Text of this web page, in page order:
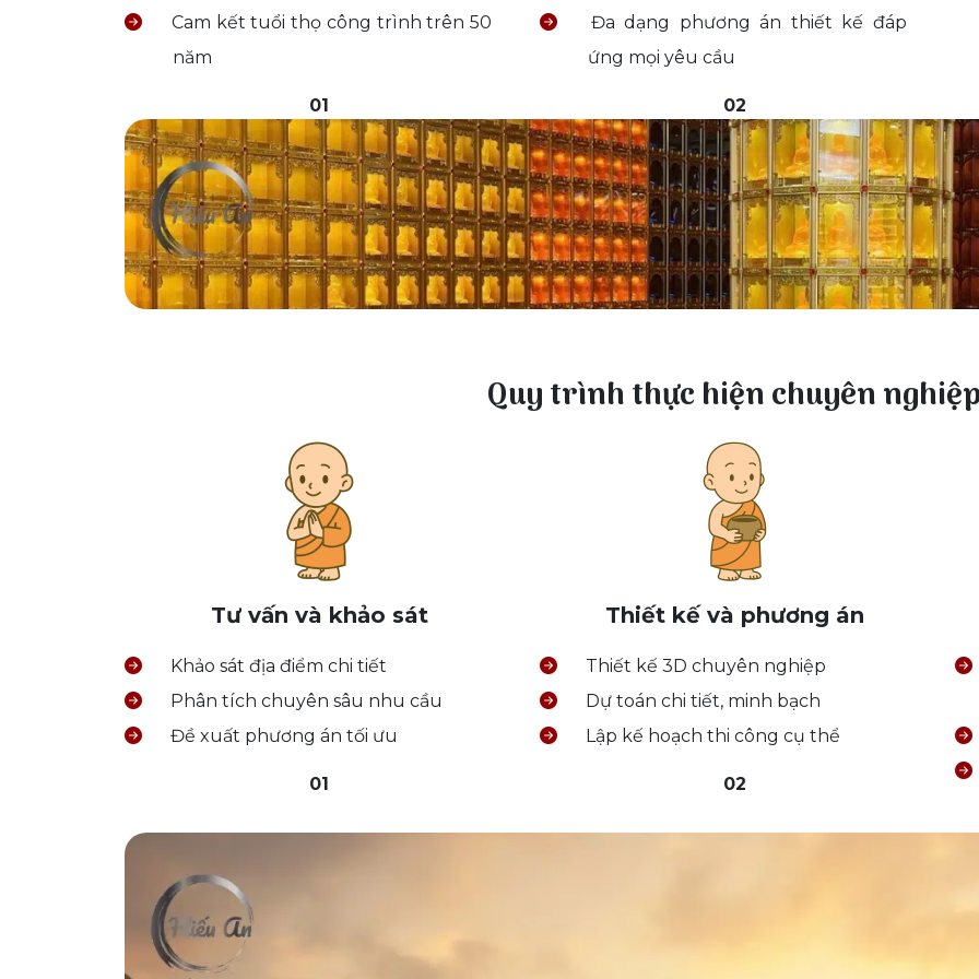
Cam kết tuổi thọ công trình trên 50
năm
01
Đa dạng phương án thiết kế đáp
ứng mọi yêu cầu
02
Quy trình thực hiện chuyên
Tư vấn và khảo sát
Khảo sát địa điểm chi tiết
Phân tích chuyên sâu nhu cầu
Đề xuất phương án tối ưu
01
Thiết kế và phương án
Thiết kế 3D chuyên nghiệp
Dự toán chi tiết, minh bạch
Lập kế hoạch thi công cụ thể
02